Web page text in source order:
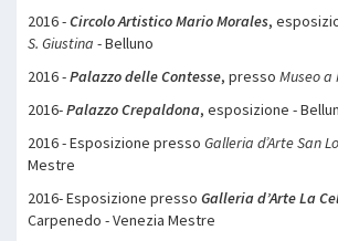
2016 -Circolo Artistico Mario Morales,
S. Giustina - Belluno
2016 -Palazzo delle Contesse, presso Museo a
2016-Palazzo Crepaldona, esposizione -
2016 - Esposizione presso Galleria d’Arte San
Mestre
2016- Esposizione presso Galleria d’Arte La
Carpenedo - Venezia Mestre